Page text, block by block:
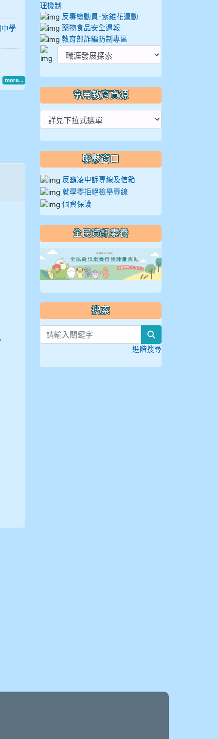
學
more...
理機制
反毒總動員-紫錐花運動
藥物食品安全週報
教育部詐騙防制專區
常用教育資源
聯繫窗口
反霸凌申訴專線及信箱
就學零拒絕檢舉專線
個資保護
全民資訊素養
搜索
進階搜尋